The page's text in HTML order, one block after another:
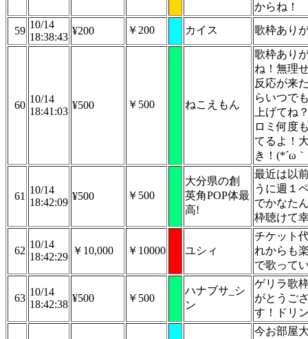
からね！
59
10/14
18:38:43
¥200 ￥200 カイス 歌枠あり
60
10/14
18:41:03
¥500 ￥500 ねこえもん
歌枠あり
ね！無理
反応が来
らいつで
上げてね
ロミ何度
てるよ！
き！(*´ω
61
10/14
18:42:09
¥500 ￥500
大分県の創
英角POP体最
高!
最近は以
うに週１
でかなた
枠聴けて
62
10/14
18:42:29
￥10,000 ￥10000 ユシィ
チケット
れからも
で歌って
63
10/14
18:42:38
¥500 ￥500
ハナブサ_シ
ン
ゲリラ歌
がとうご
す！ドリ
今お部屋